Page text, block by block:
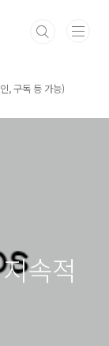
, 구독 등 가능)
속적